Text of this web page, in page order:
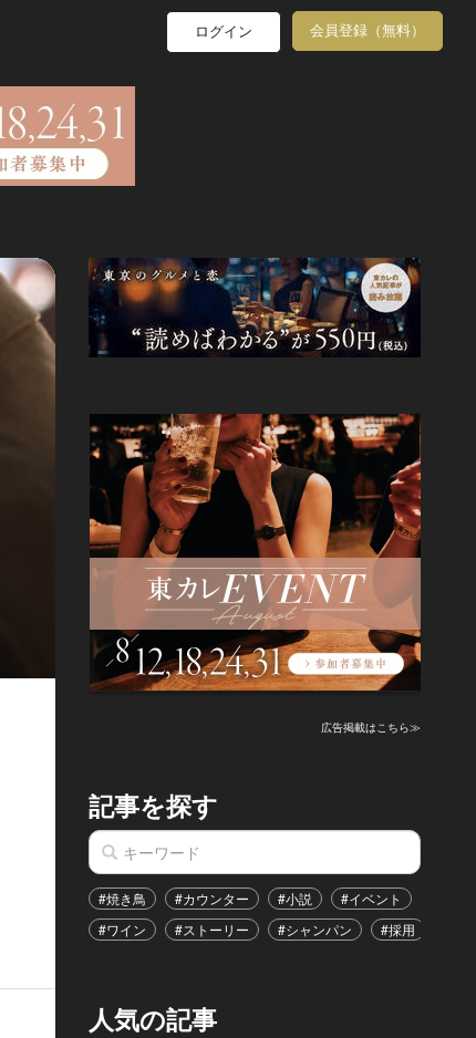
ログイン 会員登録（無料）
広告掲載はこちら≫
記事を探す
#焼き鳥 #カウンター #小説 #イベント
#ワイン
#ストーリー #シャンパン #採用
人気の記事